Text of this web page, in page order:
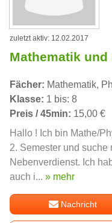
zuletzt aktiv: 12.02.2017
Mathematik
Fächer: Mathematik,
Klasse: 1 bis: 8
Preis / 45min: 15,00 €
Hallo ! Ich bin Mathe/
2. Semester und suche
Nebenverdienst. Ich
auch i... » mehr
Nachricht